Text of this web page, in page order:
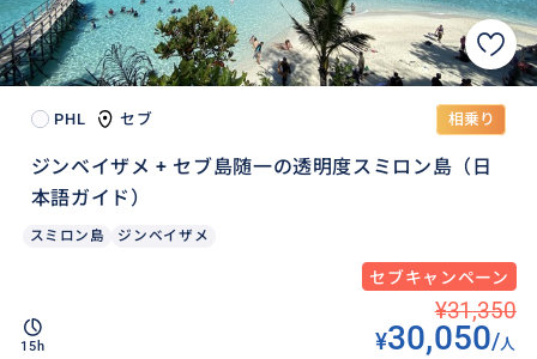
PHL セブ 相乗り
ジンベイザメ + セブ島随一の透明度スミロン島（日
本語ガイド）
スミロン島 ジンベイザメ
セブキャンペーン
15h
¥31,350
¥30,050/人